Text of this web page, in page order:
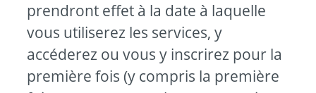
prendront effet à la date à laquelle
vous utiliserez les services, y
accéderez ou vous y inscrirez pour la
première fois (y compris la première